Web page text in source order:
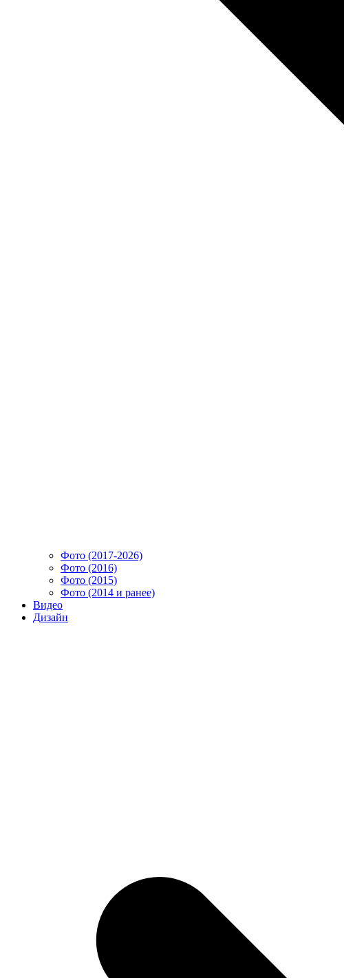
Фото (2017-2026)
Фото (2016)
Фото (2015)
Фото (2014 и ранее)
Видео
Дизайн